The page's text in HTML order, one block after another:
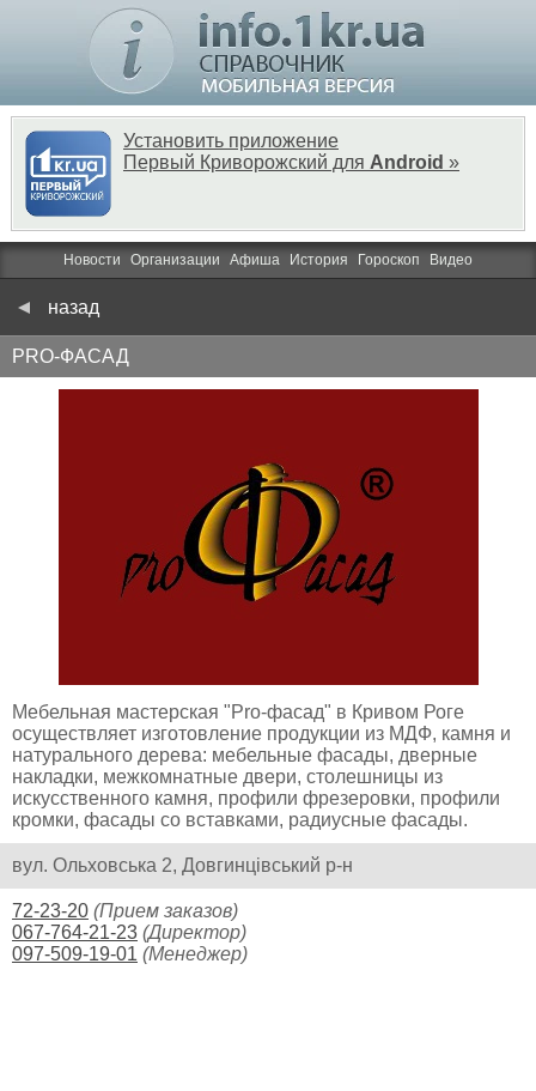
Установить приложение
Первый Криворожский для Android »
Новости Организации Афиша История Гороскоп Видео
назад
PRO-ФАСАД
Мебельная мастерская "Pro-фасад" в Кривом Роге
осуществляет изготовление продукции из МДФ, камня и
натурального дерева: мебельные фасады, дверные
накладки, межкомнатные двери, столешницы из
искусственного камня, профили фрезеровки, профили
кромки, фасады со вставками, радиусные фасады.
вул. Ольховська 2, Довгинцівський р-н
72-23-20 (Прием заказов)
067-764-21-23 (Директор)
097-509-19-01 (Менеджер)